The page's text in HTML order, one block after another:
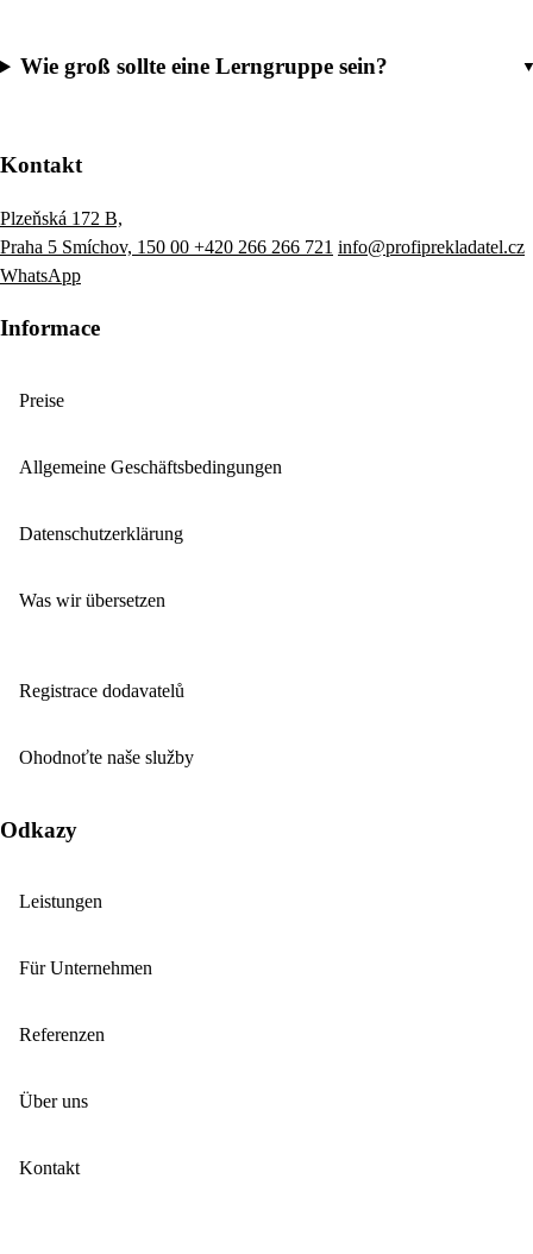
Wie groß sollte eine Lerngruppe sein?
Kontakt
Plzeňská 172 B,
Praha 5 Smíchov, 150 00 +420 266 266 721 info@profiprekladatel.cz
WhatsApp
Informace
Preise
Allgemeine Geschäftsbedingungen
Datenschutzerklärung
Was wir übersetzen
Registrace dodavatelů
Ohodnoťte naše služby
Odkazy
Leistungen
Für Unternehmen
Referenzen
Über uns
Kontakt